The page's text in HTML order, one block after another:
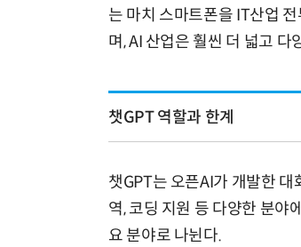
는 마치 스마트폰을 IT산업
며, AI 산업은 훨씬 더 넓고 다
챗GPT 역할과 한계
챗GPT는 오픈AI가 개발한
역, 코딩 지원 등 다양한 분야
요 분야로 나뉜다.